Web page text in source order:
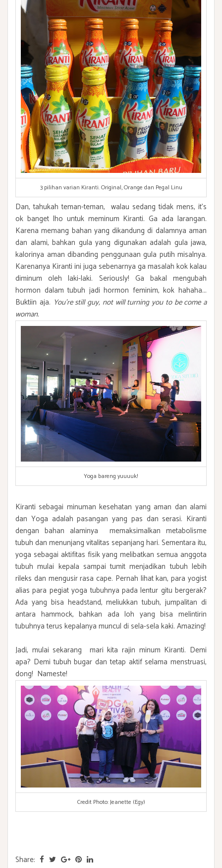
3 pilihan varian Kiranti. Original, Orange dan Pegal Linu
Dan, tahukah teman-teman, walau sedang tidak mens, it's
ok banget lho untuk meminum Kiranti. Ga ada larangan.
Karena memang bahan yang dikandung di dalamnya aman
dan alami, bahkan gula yang digunakan adalah gula jawa,
kalorinya aman dibanding penggunaan gula putih misalnya.
Karenanya Kiranti ini juga sebenarnya ga masalah kok kalau
diminum oleh laki-laki. Seriously! Ga bakal mengubah
hormon dalam tubuh jadi hormon feminim, kok hahaha...
Buktiin aja. You're still guy, not will turning you to be come a
woman.
Yoga bareng yuuuuk!
Kiranti sebagai minuman kesehatan yang aman dan alami
dan Yoga adalah pasangan yang pas dan serasi. Kiranti
dengan bahan alaminya memaksimalkan metabolisme
tubuh dan menunjang vitalitas sepanjang hari. Sementara itu,
yoga sebagai aktifitas fisik yang melibatkan semua anggota
tubuh mulai kepala sampai tumit menjadikan tubuh lebih
rileks dan mengusir rasa cape. Pernah lihat kan, para yogist
alias para pegiat yoga tubuhnya pada lentur gitu bergerak?
Ada yang bisa headstand, meliukkan tubuh, jumpalitan di
antara hammock, bahkan ada loh yang bisa melintirin
tubuhnya terus kepalanya muncul di sela-sela kaki. Amazing!
Jadi, mulai sekarang mari kita rajin minum Kiranti. Demi
apa? Demi tubuh bugar dan tetap aktif selama menstruasi,
dong! Nameste!
Credit Photo: Jeanette (Egy)
Share: